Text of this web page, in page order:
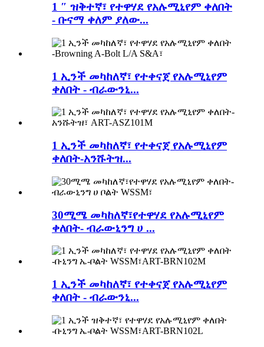
1 ″ ዝቅተኛ፣ የተዋሃደ የአሉሚኒየም ቀለበት
- ቡናማ ቀለም ያለው...
1 ኢንች መካከለኛ፣ የተቀናጀ የአሉሚኒየም
ቀለበት - ብራውንኒ...
1 ኢንች መካከለኛ፣ የተቀናጀ የአሉሚኒየም
ቀለበት-አንሹትዝ...
30ሚሜ መካከለኛ፣የተዋሃደ የአሉሚኒየም
ቀለበት- ብራውኒንግ ሀ ...
1 ኢንች መካከለኛ፣ የተቀናጀ የአሉሚኒየም
ቀለበት - ብራውንኒ...